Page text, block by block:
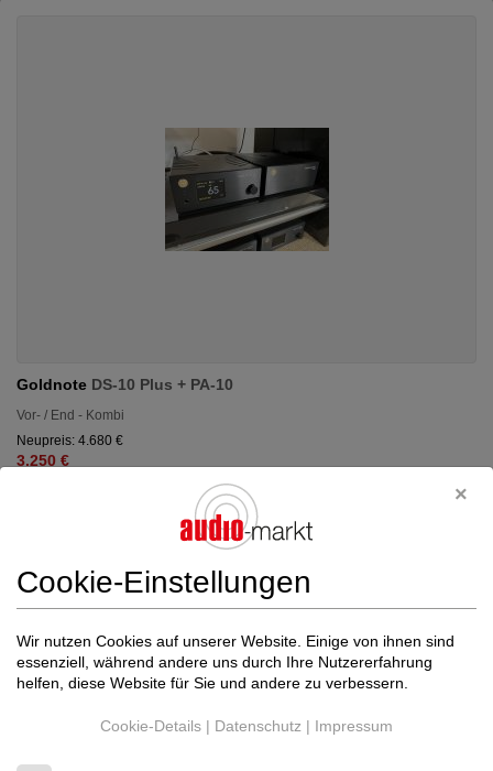
Goldnote DS-10 Plus + PA-10
Vor- / End - Kombi
Neupreis: 4.680 €
3.250 €
Cookie-Einstellungen
Wir nutzen Cookies auf unserer Website. Einige von ihnen sind
essenziell, während andere uns durch Ihre Nutzererfahrung
helfen, diese Website für Sie und andere zu verbessern.
Cookie-Details | Datenschutz | Impressum